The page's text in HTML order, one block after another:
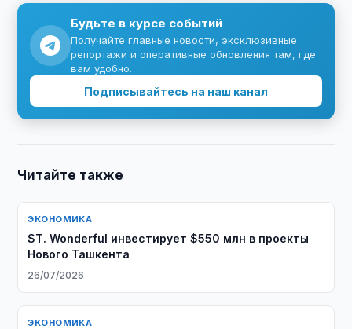
Будьте в курсе событий
Получайте главные новости, эксклюзивные
репортажи и оперативные обновления там, где
вам удобно.
Подписывайтесь на наш канал
Читайте также
ЭКОНОМИКА
ST. Wonderful инвестирует $550 млн в проекты
Нового Ташкента
26/07/2026
ЭКОНОМИКА